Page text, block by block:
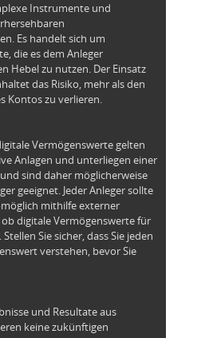
Instrumente und
Es handelt sich um
die es dem Anleger
Hebel zu nutzen. Der Einsatz
das Risiko, mehr als den
Kontos zu verlieren.
Vermögenswerte gelten
Anlagen und unterliegen einer
sind daher möglicherweise
geeignet. Jeder Anleger sollte
mithilfe externer
digitale Vermögenswerte für
Sie sicher, dass Sie jeden
verstehen, bevor Sie
und Resultate aus
keine zukünftigen